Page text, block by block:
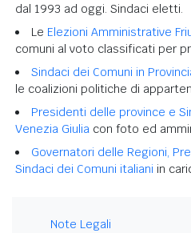
dal 1993 ad oggi. Sindaci eletti.
Le Elezioni Amministrative
comuni al voto classificati per
Sindaci dei Comuni in
le coalizioni politiche di
Presidenti delle province e
Venezia Giulia con foto ed
Governatori delle Regioni,
Sindaci dei Comuni italiani in
Note Legali